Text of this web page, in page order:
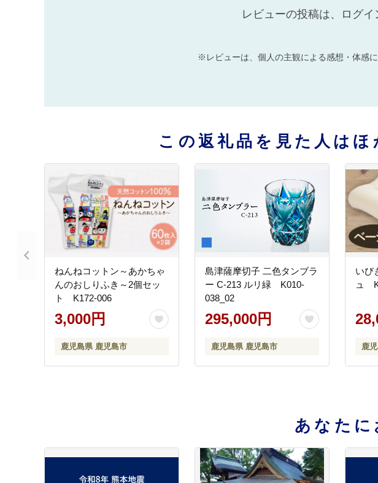
レビューの投稿は、ログイ
※レビューは、個人の主観による感想・体感
この返礼品を見た人は
ねんねコットン～あかちゃ
んのおしりふき～2個セッ
ト K172-006
3,000円
鹿児島県 鹿児島市
島津薩摩切子 二色タンブラ
ー C-213 ルリ緑 K010-
038_02
295,000円
鹿児島県 鹿児島市
いび
ュ
鹿
あなたに